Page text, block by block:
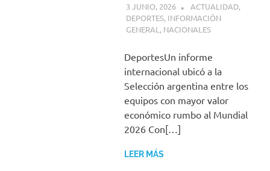
3 JUNIO, 2026 H P
ACTUALIDAD,
DEPORTES, INFORMACIÓN
GENERAL , NACIONALES
DeportesUn informe
internacional ubicó a la
Selección argentina entre los
equipos con mayor valor
económico rumbo al Mundial
2026 Con[…]
LEER MÁS